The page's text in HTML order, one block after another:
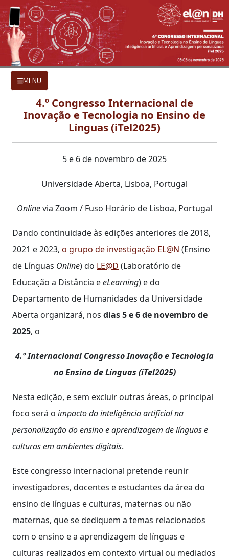
Ir para o conteúdo principal
CHAMADA DE TRABALHOS
MENU
4.º Congresso Internacional de
Inovação e Tecnologia no Ensino de
Línguas (iTel2025)
5 e 6 de novembro de 2025
Universidade Aberta, Lisboa, Portugal
Onlinevia Zoom / Fuso Horário de Lisboa, Portugal
Dando continuidade às edições anteriores de 2018,
2021 e 2023, o grupo de investigação EL@N (Ensino
de Línguas Online) do LE@D (Laboratório de
Educação a Distância eeLearning) e do
Departamento de Humanidades da Universidade
Aberta organizará, nos dias 5 e 6 de novembro de
2025, o
4.º Internacional Congresso Inovação e Tecnologia
no Ensino de Línguas (iTel2025)
Nesta edição, e sem excluir outras áreas, o principal
foco será o impacto da inteligência artificial na
personalização do ensino e aprendizagem de línguas e
culturas em ambientes digitais.
Este congresso internacional pretende reunir
investigadores, docentes e estudantes da área do
ensino de línguas e culturas, maternas ou não
maternas, que se dediquem a temas relacionados
com o ensino e a aprendizagem de línguas e
culturas realizados em contexto virtual ou mediados